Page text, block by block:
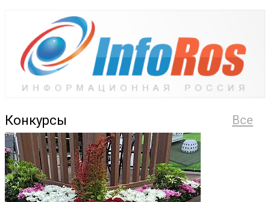
Все
Конкурсы